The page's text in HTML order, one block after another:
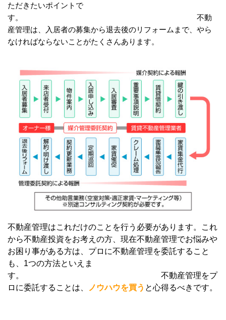
ただきたいポイントで
す。 不動
産管理は、入居者の募集から退去後のリフォームまで、やら
なければならないことがたくさんあります。
不動産管理はこれだけのことを行う必要があります。これ
から不動産投資をお考えの方、現在不動産管理でお悩みや
お困り事がある方は、プロに不動産管理を委託すること
も、1つの方法といえま
す。 不動産管理をプ
ロに委託することは、
ノウハウを買う と心得るべきです。